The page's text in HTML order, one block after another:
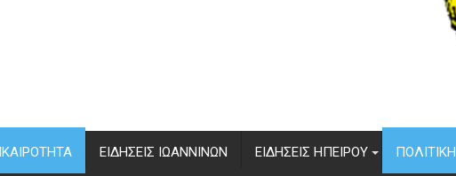
ΕΙΔΉΣΕΙΣ ΙΩΑΝΝΊΝΩΝ ΕΙΔΉΣΕΙΣ ΗΠΕΊΡΟΥ ΠΟΛΙΤΙΚΉ